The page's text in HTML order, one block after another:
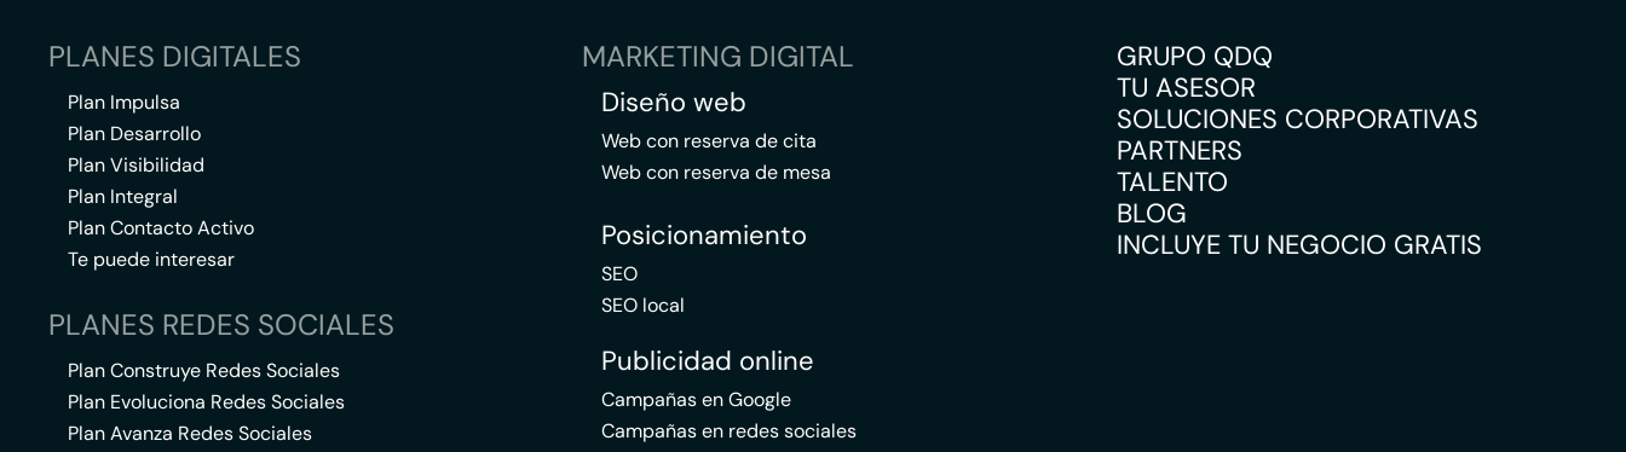
PLANES DIGITALES
Plan Impulsa
Plan Desarrollo
Plan Visibilidad
Plan Integral
Plan Contacto Activo
Te puede interesar
PLANES REDES SOCIALES
Plan Construye Redes Sociales
Plan Evoluciona Redes Sociales
Plan Avanza Redes Sociales
MARKETING DIGITAL
Diseño web
Web con reserva de cita
Web con reserva de mesa
Posicionamiento
SEO
SEO local
Publicidad online
Campañas en Google
Campañas en redes sociales
GRUPO QDQ
TU ASESOR
SOLUCIONES CORPORATIVAS
PARTNERS
TALENTO
BLOG
INCLUYE TU NEGOCIO GRATIS